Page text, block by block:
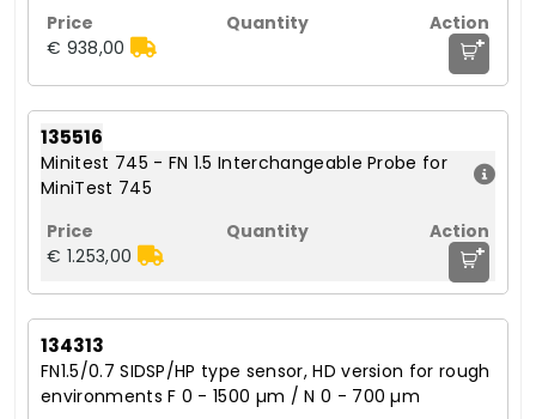
€ 938,00 +
135516
Minitest 745 - FN 1.5 Interchangeable Probe for
MiniTest 745
€ 1.253,00 +
134313
FN1.5/0.7 SIDSP/HP type sensor, HD version for rough
environments F 0 - 1500 µm / N 0 - 700 µm